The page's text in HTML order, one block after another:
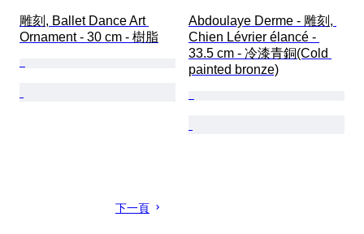
雕刻, Ballet Dance Art
Ornament - 30 cm - 樹脂
Abdoulaye Derme - 雕刻,
Chien Lévrier élancé -
33.5 cm - 冷漆青銅(Cold
painted bronze)
下一頁